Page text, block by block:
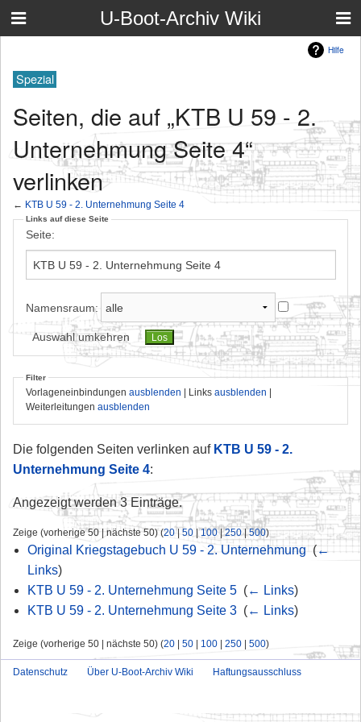
U-Boot-Archiv Wiki
Hilfe
Spezial
Seiten, die auf „KTB U 59 - 2.
Unternehmung Seite 4“
verlinken
← KTB U 59 - 2. Unternehmung Seite 4
Links auf diese Seite
Seite:
Namensraum:
Auswahl umkehren
Filter
Vorlageneinbindungen ausblenden | Links ausblenden |
Weiterleitungen ausblenden
Die folgenden Seiten verlinken auf KTB U 59 - 2.
Unternehmung Seite 4:
Angezeigt werden 3 Einträge.
Zeige (vorherige 50 | nächste 50) (20| 50 |100|250|500)
Original Kriegstagebuch U 59 - 2. Unternehmung‎ (←
Links)
KTB U 59 - 2. Unternehmung Seite 5‎ (← Links)
KTB U 59 - 2. Unternehmung Seite 3‎ (← Links)
Zeige (vorherige 50 | nächste 50) (20 | 50 | 100 | 250 | 500)
Datenschutz Über U-Boot-Archiv Wiki Haftungsausschluss